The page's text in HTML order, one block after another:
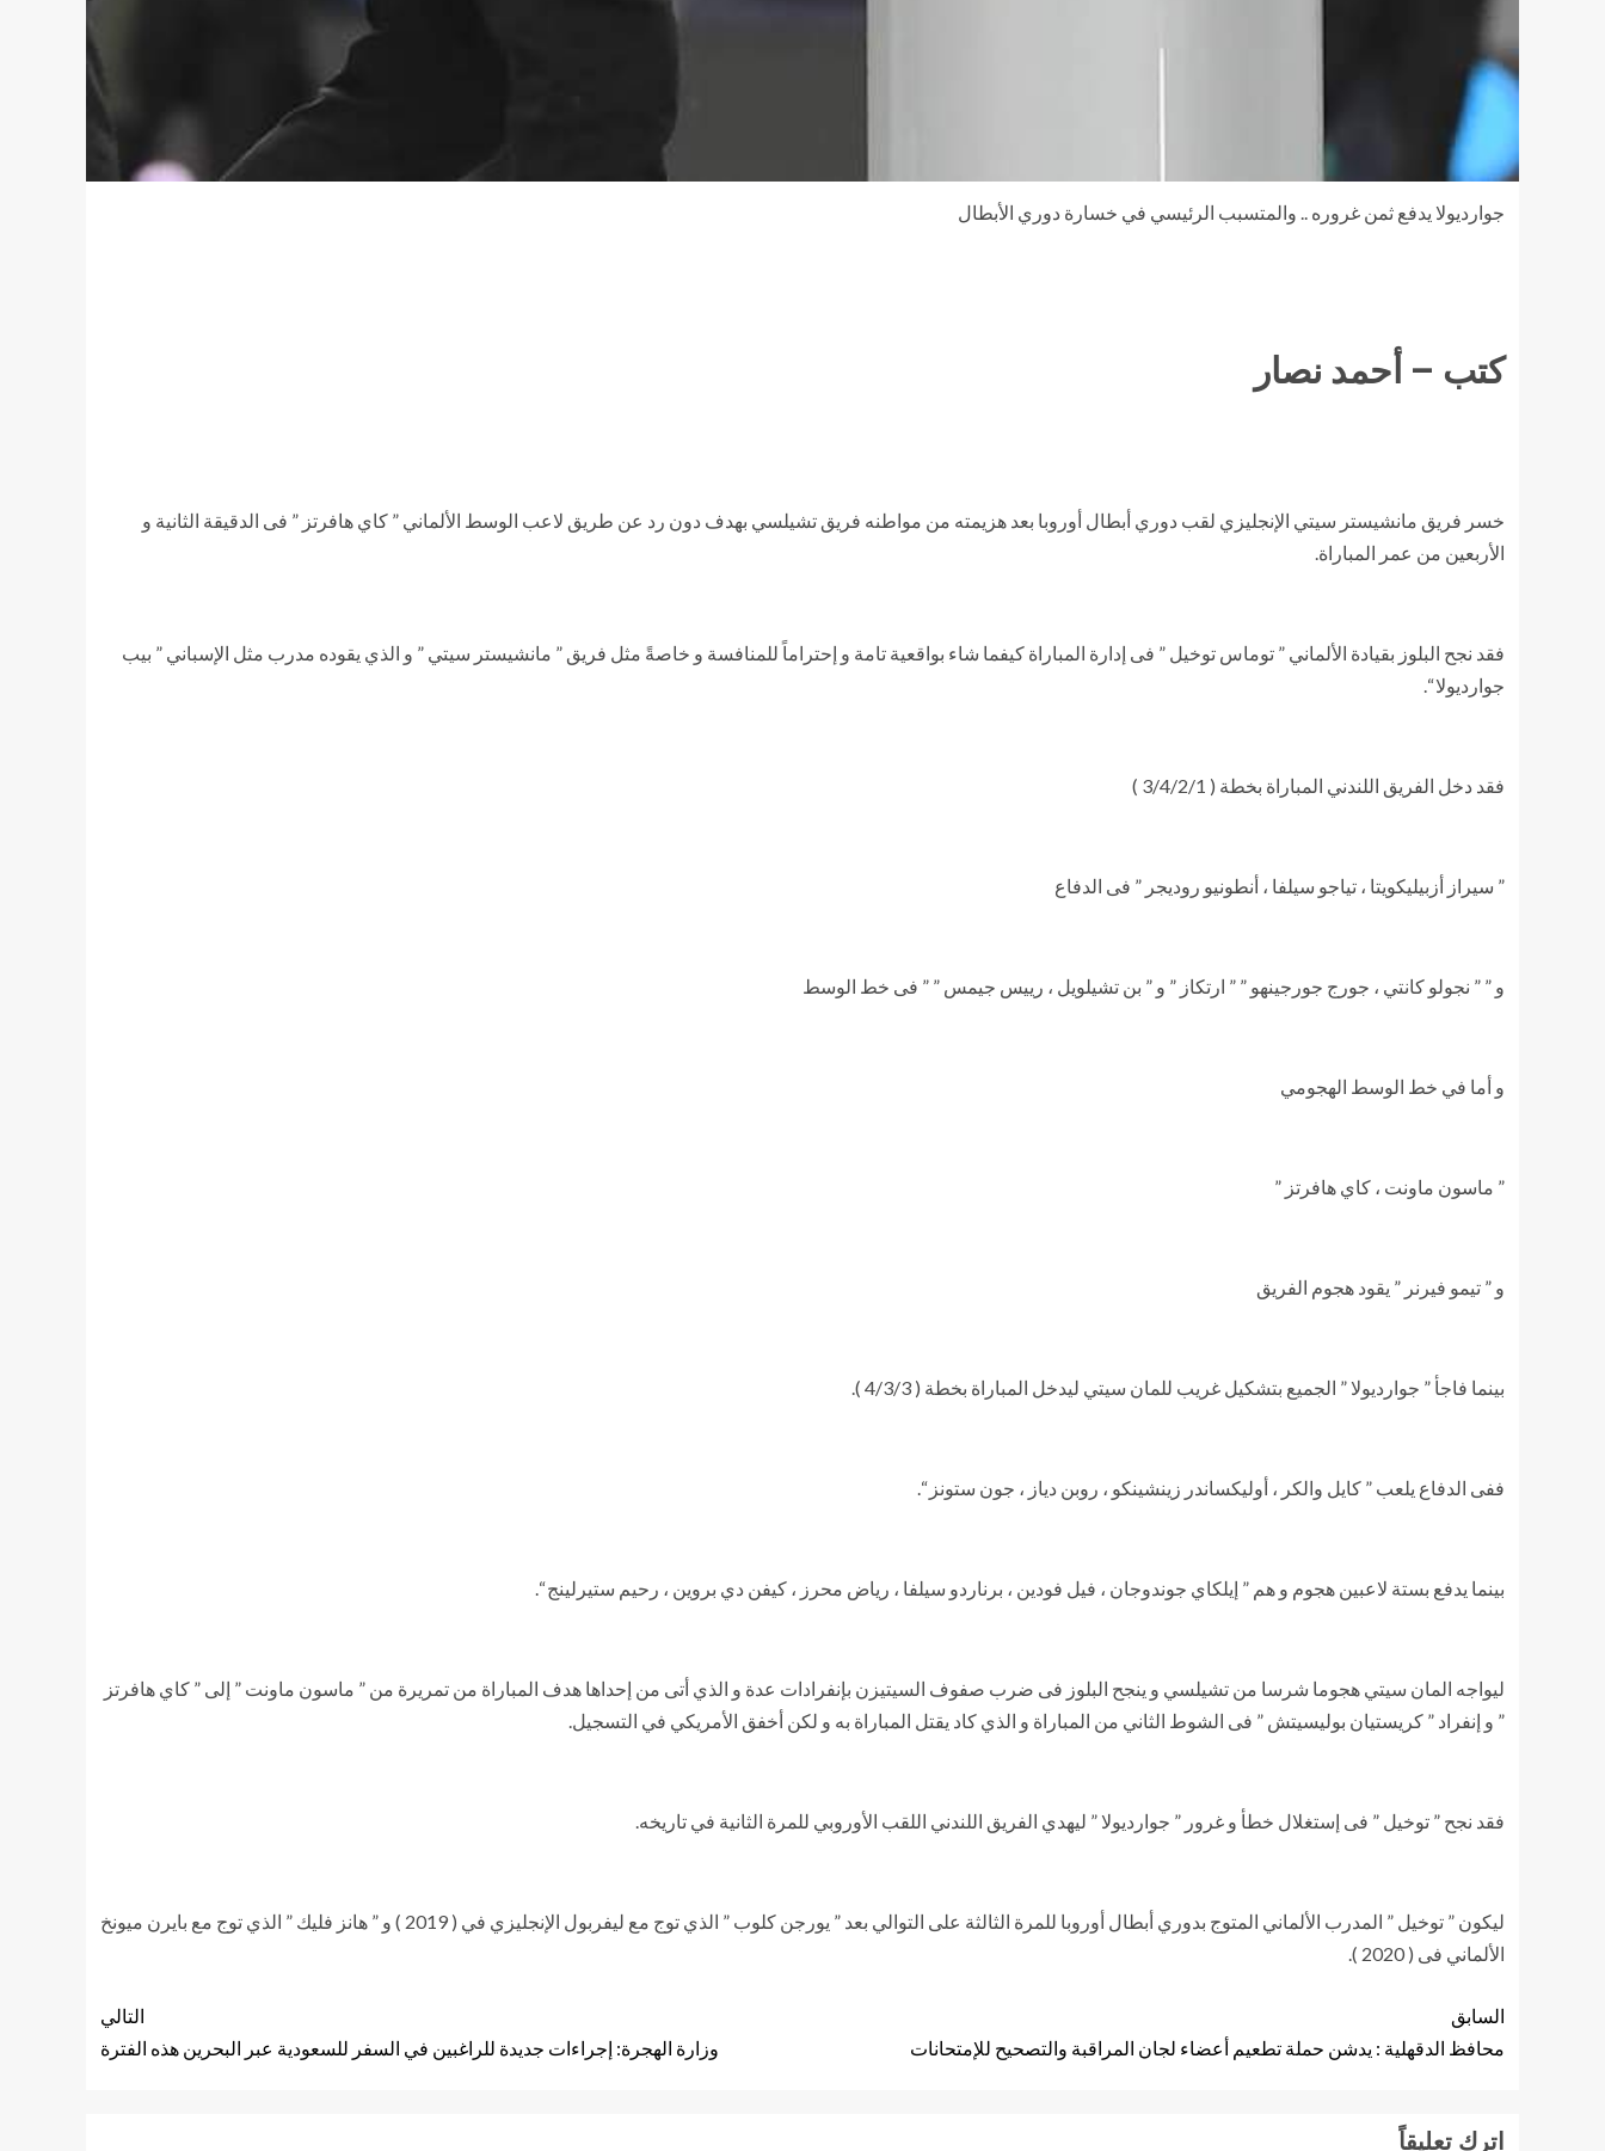
جوارديولا يدفع ثمن غروره .. والمتسبب الرئيسي في خسارة دوري الأبطال
كتب – أحمد نصار
خسر فريق مانشيستر سيتي الإنجليزي لقب دوري أبطال أوروبا بعد هزيمته من مواطنه فريق تشيلسي بهدف دون رد عن طريق لاعب الوسط الألماني ” كاي هافرتز ” فى الدقيقة الثانية و
الأربعين من عمر المباراة.
فقد نجح البلوز بقيادة الألماني ” توماس توخيل ” فى إدارة المباراة كيفما شاء بواقعية تامة و إحتراماً للمنافسة و خاصةً مثل فريق ” مانشيستر سيتي ” و الذي يقوده مدرب مثل الإسباني ” بيب
جوارديولا “.
فقد دخل الفريق اللندني المباراة بخطة ( 3/4/2/1 )
” سيراز أزبيليكويتا ، تياجو سيلفا ، أنطونيو روديجر ” فى الدفاع
و ” ” نجولو كانتي ، جورج جورجينهو ” ” ارتكاز ” و ” بن تشيلويل ، رييس جيمس ” ” فى خط الوسط
و أما في خط الوسط الهجومي
” ماسون ماونت ، كاي هافرتز ”
و ” تيمو فيرنر ” يقود هجوم الفريق
بينما فاجأ ” جوارديولا ” الجميع بتشكيل غريب للمان سيتي ليدخل المباراة بخطة ( 4/3/3 ).
ففى الدفاع يلعب ” كايل والكر ، أوليكساندر زينشينكو ، روبن دياز ، جون ستونز “.
بينما يدفع بستة لاعبين هجوم و هم ” إيلكاي جوندوجان ، فيل فودين ، برناردو سيلفا ، رياض محرز ، كيفن دي بروين ، رحيم ستيرلينج “.
ليواجه المان سيتي هجوما شرسا من تشيلسي و ينجح البلوز فى ضرب صفوف السيتيزن بإنفرادات عدة و الذي أتى من إحداها هدف المباراة من تمريرة من ” ماسون ماونت ” إلى ” كاي هافرتز
” و إنفراد ” كريستيان بوليسيتش ” فى الشوط الثاني من المباراة و الذي كاد يقتل المباراة به و لكن أخفق الأمريكي في التسجيل.
فقد نجح ” توخيل ” فى إستغلال خطأ و غرور ” جوارديولا ” ليهدي الفريق اللندني اللقب الأوروبي للمرة الثانية في تاريخه.
ليكون ” توخيل ” المدرب الألماني المتوج بدوري أبطال أوروبا للمرة الثالثة على التوالي بعد ” يورجن كلوب ” الذي توج مع ليفربول الإنجليزي في ( 2019 ) و ” هانز فليك ” الذي توج مع بايرن ميونخ
الألماني فى ( 2020 ).
السابق
محافظ الدقهلية : يدشن حملة تطعيم أعضاء لجان المراقبة والتصحيح للإمتحانات
التالي
وزارة الهجرة: إجراءات جديدة للراغبين في السفر للسعودية عبر البحرين هذه الفترة
اترك تعليقاً